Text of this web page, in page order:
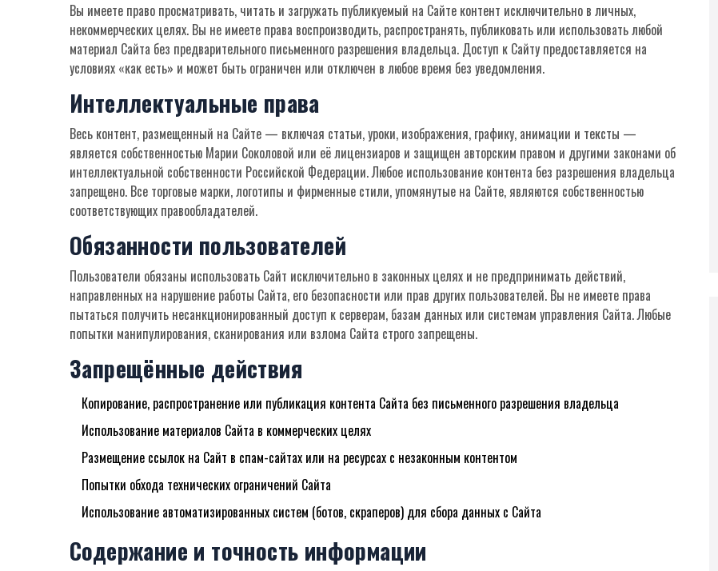
Вы имеете право просматривать, читать и загружать публикуемый на Сайте контент исключительно в личных,
некоммерческих целях. Вы не имеете права воспроизводить, распространять, публиковать или использовать любой
материал Сайта без предварительного письменного разрешения владельца. Доступ к Сайту предоставляется на
условиях «как есть» и может быть ограничен или отключен в любое время без уведомления.
Интеллектуальные права
Весь контент, размещенный на Сайте — включая статьи, уроки, изображения, графику, анимации и тексты —
является собственностью Марии Соколовой или её лицензиаров и защищен авторским правом и другими законами об
интеллектуальной собственности Российской Федерации. Любое использование контента без разрешения владельца
запрещено. Все торговые марки, логотипы и фирменные стили, упомянутые на Сайте, являются собственностью
соответствующих правообладателей.
Обязанности пользователей
Пользователи обязаны использовать Сайт исключительно в законных целях и не предпринимать действий,
направленных на нарушение работы Сайта, его безопасности или прав других пользователей. Вы не имеете права
пытаться получить несанкционированный доступ к серверам, базам данных или системам управления Сайта. Любые
попытки манипулирования, сканирования или взлома Сайта строго запрещены.
Запрещённые действия
Копирование, распространение или публикация контента Сайта без письменного разрешения владельца
Использование материалов Сайта в коммерческих целях
Размещение ссылок на Сайт в спам-сайтах или на ресурсах с незаконным контентом
Попытки обхода технических ограничений Сайта
Использование автоматизированных систем (ботов, скраперов) для сбора данных с Сайта
Содержание и точность информации